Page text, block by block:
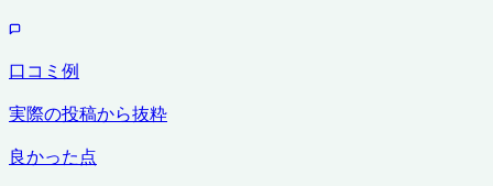
口コミ例
実際の投稿から抜粋
良かった点